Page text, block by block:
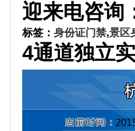
迎来电咨询
标签： 身份证门禁,景区
4通道独立